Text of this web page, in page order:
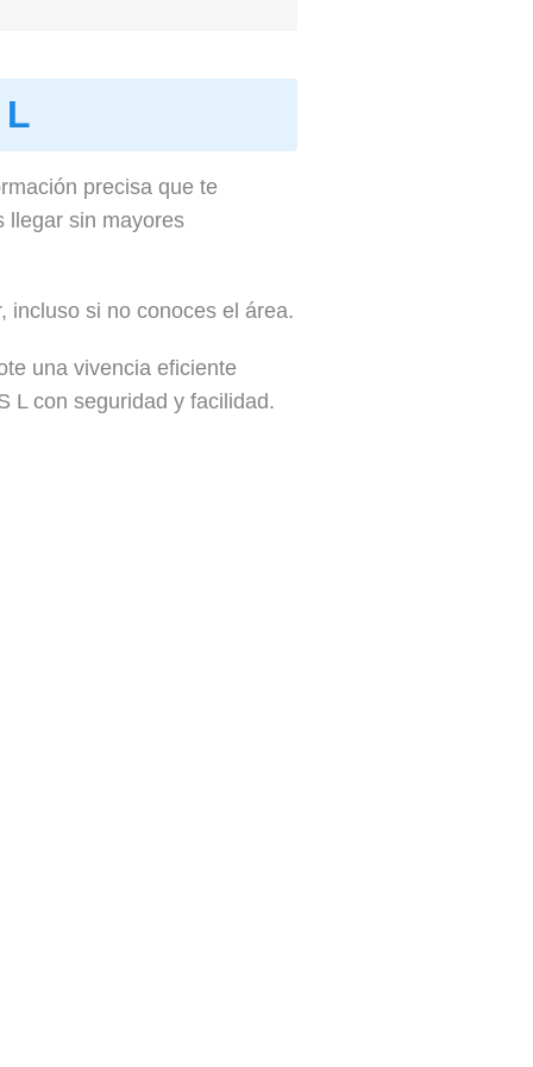
precisa que te
llegar sin mayores
incluso si no conoces el área.
una vivencia eficiente
L con seguridad y facilidad.